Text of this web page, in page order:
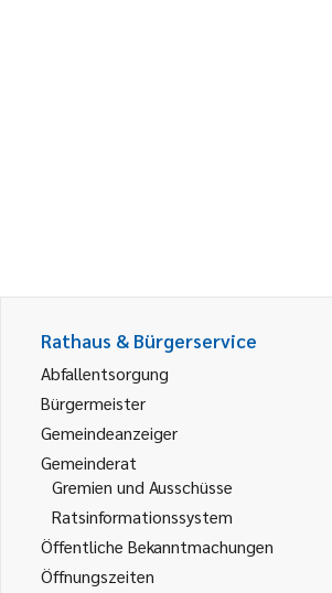
Rathaus & Bürgerservice
Abfallentsorgung
Bürgermeister
Gemeindeanzeiger
Gemeinderat
Gremien und Ausschüsse
Ratsinformationssystem
Öffentliche Bekanntmachungen
Öffnungszeiten